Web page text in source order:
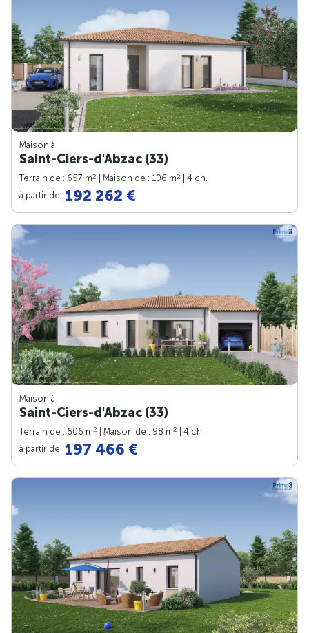
Maison à
Saint-Ciers-d'Abzac (33)
Terrain de : 657 m2 | Maison de : 106 m2
| 4 ch.
à partir de 192 262 €
Maison à
Saint-Ciers-d'Abzac (33)
Terrain de : 606 m2 | Maison de : 98 m2
| 4 ch.
à partir de 197 466 €